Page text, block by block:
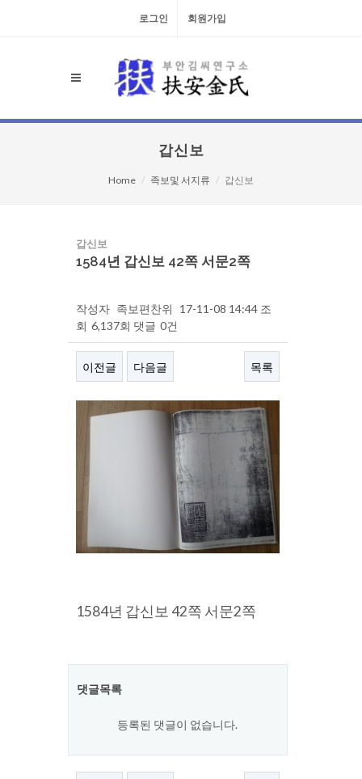
로그인 회원가입
갑신보
Home 족보및 서지류 갑신보
갑신보
1584년 갑신보 42쪽 서문2쪽
작성자 족보편찬위 17-11-08 14:44 조
회 6,137회 댓글 0건
이전글 다음글 목록
본문
1584년 갑신보 42쪽 서문2쪽
댓글목록
등록된 댓글이 없습니다.